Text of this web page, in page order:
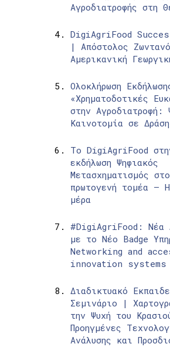
Αγροδιατροφής στη
DigiAgriFood
| Απόστολος
Αμερικανική
Ολοκλήρωση
«Χρηματοδοτικές
στην Αγροδιατροφή:
Καινοτομία σε
Το DigiAgriFood
εκδήλωση Ψηφιακός
Μετασχηματισμός
πρωτογενή τομέα –
μέρα
#DigiAgriFood: Νέα
με το Νέο Badge
Networking and
innovation systems
Διαδικτυακό
Σεμινάριο |
την Ψυχή του
Προηγμένες
Ανάλυσης και